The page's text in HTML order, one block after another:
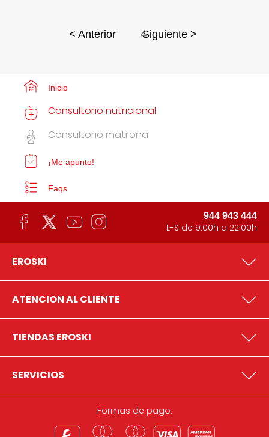
< Anterior 4
Siguiente >
Inicio
Consultorio nutricional
Consultorio matrona
¡Me apunto!
Faqs
944 943 444
L-S de 9:00h a 22:00h
EROSKI
ATENCION AL CLIENTE
TIENDAS EROSKI
SERVICIOS
Formas de pago: